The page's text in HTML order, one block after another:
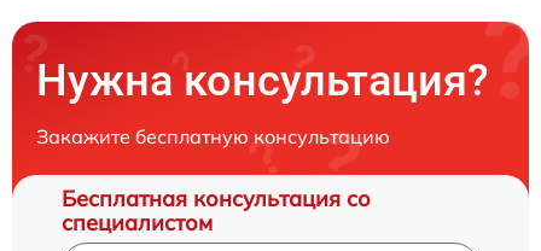
Нужна консультация?
Закажите бесплатную консультацию
Бесплатная консультация со
специалистом